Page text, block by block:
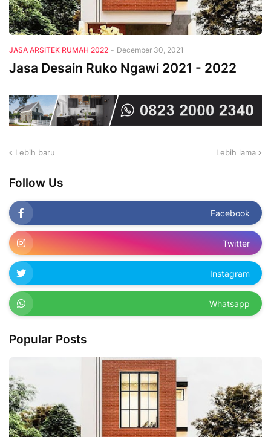
JASA ARSITEK RUMAH 2022 - December 30, 2021
Jasa Desain Ruko Ngawi 2021 - 2022
Lebih baru Lebih lama
Follow Us
Facebook
Twitter
Instagram
Whatsapp
Popular Posts